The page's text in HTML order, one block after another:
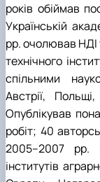
років обіймав
Українській
рр. очолював НДІ
технічного
спільними
Австрії,
Опублікував
робіт; 40
2005–2007 рр.
інститутів